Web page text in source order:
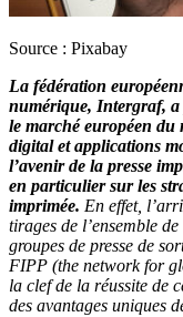
Source : Pixabay
La fédération
numérique, Intergraf,
le marché européen du
digital et applications
l’avenir de la presse
en particulier sur les
imprimée. En effet,
tirages de l’ensemble
groupes de presse de
FIPP (the network for
la clef de la réussite de
des avantages uniques